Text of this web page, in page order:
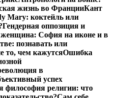
жизнь во ФранцииКант
Mary: коктейль или
Гендерная оппозиция и
София на иконе и в
познавать или
то, чем кажутсяОшибка
в
успех
философия религии: что